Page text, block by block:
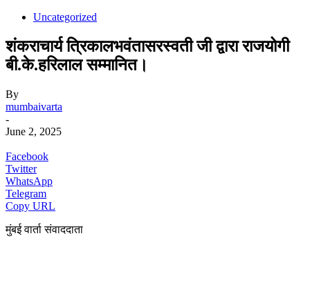
Uncategorized
शंकराचार्य त्रिकालभवंतासरस्वती जी द्वारा राजयोगी
बी.के.हरिलाल सम्मानित।
By
mumbaivarta
-
June 2, 2025
Facebook
Twitter
WhatsApp
Telegram
Copy URL
मुंबई वार्ता संवाददाता